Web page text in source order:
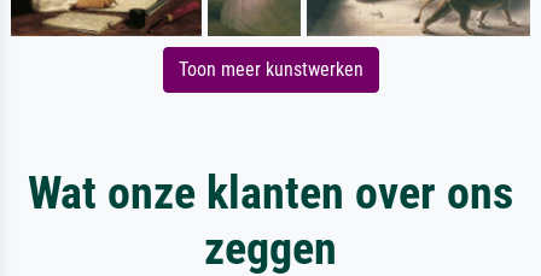
Toon meer kunstwerken
Wat onze klanten over ons
zeggen